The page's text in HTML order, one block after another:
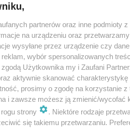
partnerów oraz inne podmioty
na urządzeniu oraz
wysyłane przez urządzenie czy
wybór spersonalizowanych
zgodą Użytkownika my i Zaufani
aktywnie skanować
prosimy o zgodę na korzystanie z
i zawsze możesz ją zmienić/
strony
. Niektóre rodzaje
się takiemu przetwarzaniu.